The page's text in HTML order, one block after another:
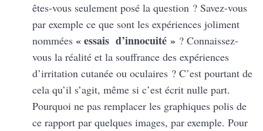
êtes-vous seulement posé la question ? Savez-vous
par exemple ce que sont les expériences joliment
nommées « essais d’innocuité » ? Connaissez-
vous la réalité et la souffrance des expériences
d’irritation cutanée ou oculaires ? C’est pourtant de
cela qu’il s’agit, même si c’est écrit nulle part.
Pourquoi ne pas remplacer les graphiques polis de
ce rapport par quelques images, par exemple. Pour